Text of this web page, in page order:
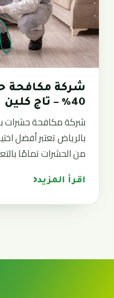
شركة مكافحة
40% – تاج كلين
شركة مكافحة حشرات
بالرياض تعتبر أفضل
من الحشرات تمامًا
اقرأ المزيد‹